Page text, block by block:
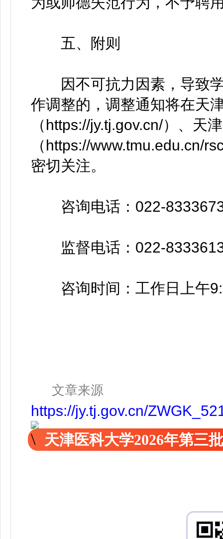
五、附则
因不可抗力因素，导致学
作调整的，调整通知将在天
（https://jy.tj.gov.cn/）、天
（https://www.tmu.edu.cn/
密切关注。
咨询电话：022-
监督电话：022-
咨询时间：工作日上午
文章来源
https://jy.tj.gov.cn/
天津医科大学2026年第三